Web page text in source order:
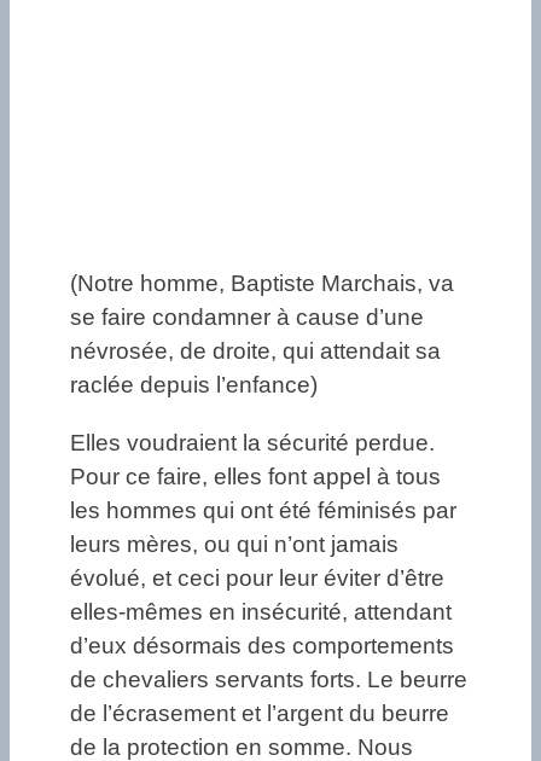
(Notre homme, Baptiste Marchais, va
se faire condamner à cause d’une
névrosée, de droite, qui attendait sa
raclée depuis l’enfance)
Elles voudraient la sécurité perdue.
Pour ce faire, elles font appel à tous
les hommes qui ont été féminisés par
leurs mères, ou qui n’ont jamais
évolué, et ceci pour leur éviter d’être
elles-mêmes en insécurité, attendant
d’eux désormais des comportements
de chevaliers servants forts. Le beurre
de l’écrasement et l’argent du beurre
de la protection en somme. Nous